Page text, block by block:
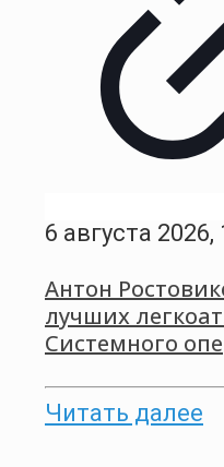
6 августа 2026,
Антон
лучших
Системного
Читать далее